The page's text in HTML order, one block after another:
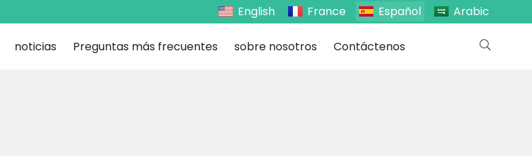
English France Español Arabic
noticias Preguntas más frecuentes sobre nosotros Contáctenos